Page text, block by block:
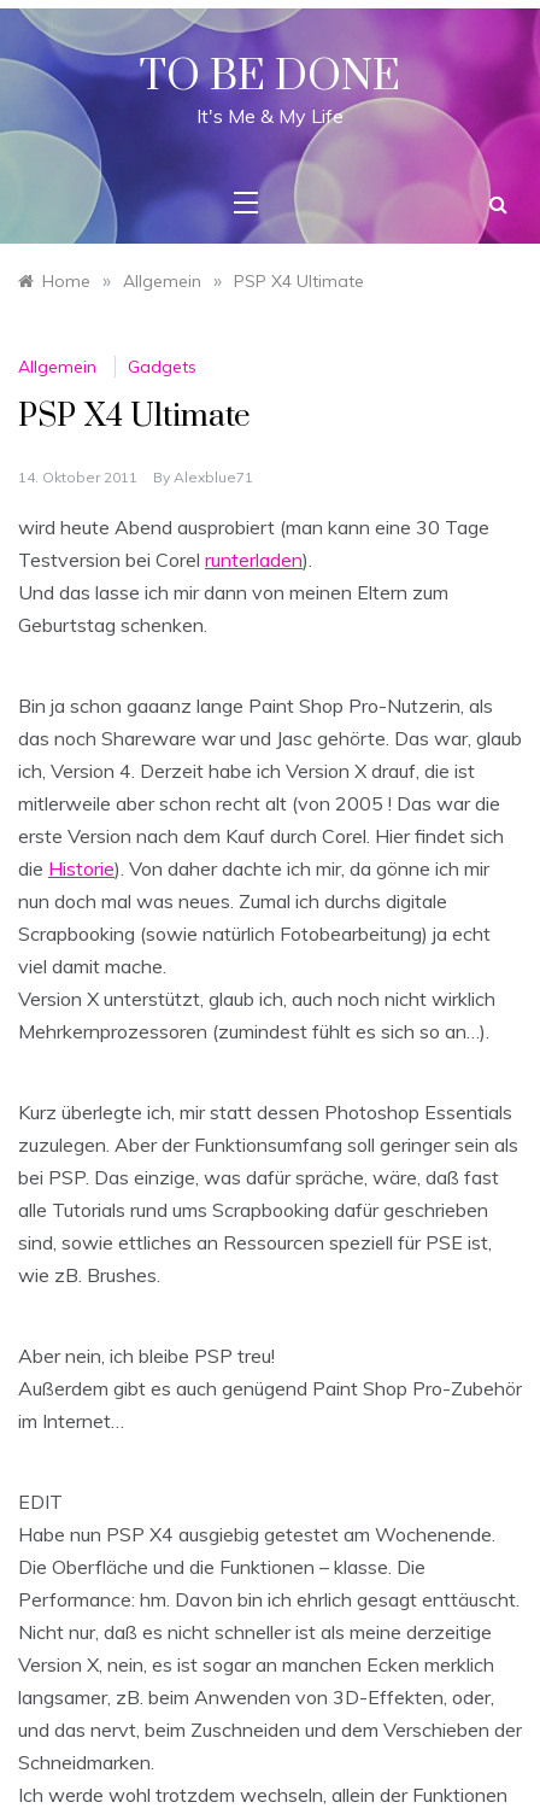
Skip
content
TO BE DONE
It's Me & My Life
Home » Allgemein » PSP X4 Ultimate
Allgemein Gadgets
PSP X4 Ultimate
14. Oktober 2011 By Alexblue71
wird heute Abend ausprobiert (man kann eine 30 Tage
Testversion bei Corel runterladen).
Und das lasse ich mir dann von meinen Eltern zum
Geburtstag schenken.
Bin ja schon gaaanz lange Paint Shop Pro-Nutzerin, als
das noch Shareware war und Jasc gehörte. Das war, glaub
ich, Version 4. Derzeit habe ich Version X drauf, die ist
mitlerweile aber schon recht alt (von 2005 ! Das war die
erste Version nach dem Kauf durch Corel. Hier findet sich
die Historie). Von daher dachte ich mir, da gönne ich mir
nun doch mal was neues. Zumal ich durchs digitale
Scrapbooking (sowie natürlich Fotobearbeitung) ja echt
viel damit mache.
Version X unterstützt, glaub ich, auch noch nicht wirklich
Mehrkernprozessoren (zumindest fühlt es sich so an…).
Kurz überlegte ich, mir statt dessen Photoshop Essentials
zuzulegen. Aber der Funktionsumfang soll geringer sein als
bei PSP. Das einzige, was dafür spräche, wäre, daß fast
alle Tutorials rund ums Scrapbooking dafür geschrieben
sind, sowie ettliches an Ressourcen speziell für PSE ist,
wie zB. Brushes.
Aber nein, ich bleibe PSP treu!
Außerdem gibt es auch genügend Paint Shop Pro-Zubehör
im Internet…
EDIT
Habe nun PSP X4 ausgiebig getestet am Wochenende.
Die Oberfläche und die Funktionen – klasse. Die
Performance: hm. Davon bin ich ehrlich gesagt enttäuscht.
Nicht nur, daß es nicht schneller ist als meine derzeitige
Version X, nein, es ist sogar an manchen Ecken merklich
langsamer, zB. beim Anwenden von 3D-Effekten, oder,
und das nervt, beim Zuschneiden und dem Verschieben der
Schneidmarken.
Ich werde wohl trotzdem wechseln, allein der Funktionen